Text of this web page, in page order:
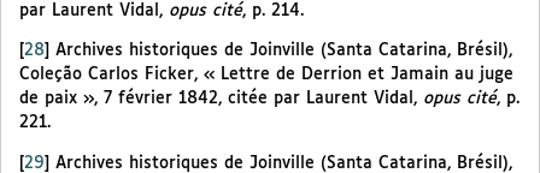
par Laurent Vidal, opus cité, p. 214.
28
Archives historiques de Joinville (Santa Catarina, Brésil),
Coleção Carlos Ficker, « Lettre de Derrion et Jamain au juge
de paix », 7 février 1842, citée par Laurent Vidal, opus cité, p.
221.
[29] Archives historiques de Joinville (Santa Catarina, Brésil),